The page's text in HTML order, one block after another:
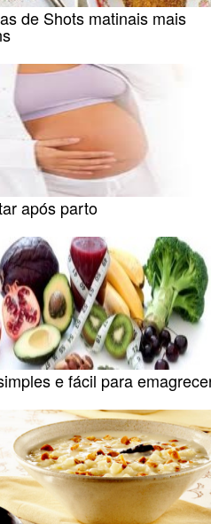
de Shots matinais mais
após parto
e fácil para